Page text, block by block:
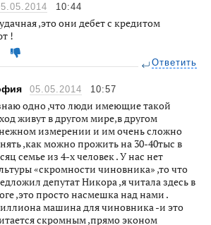
10:44
,это они дебет с кредитом
!
Ответить
05.05.2014 10:57
одно ,что люди имеющие такой
живут в другом мире,в другом
измерении и им очень сложно
,как можно прожить на 30-40тыс в
семье из 4-х человек . У нас нет
«скромности чиновника» ,то что
депутат Никора ,я читала здесь в
,это просто насмешка над нами .
машина для чиновника -и это
скромным ,прямо эконом